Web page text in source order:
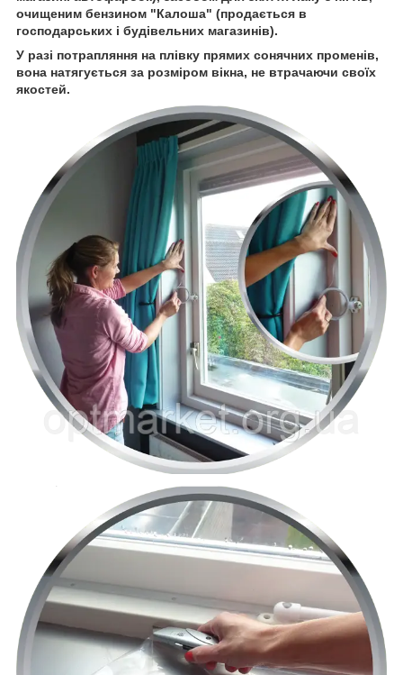
очищеним бензином "Калоша" (продається в
господарських і будівельних магазинів).
У разі потрапляння на плівку прямих сонячних променів,
вона натягується за розміром вікна, не втрачаючи своїх
якостей.